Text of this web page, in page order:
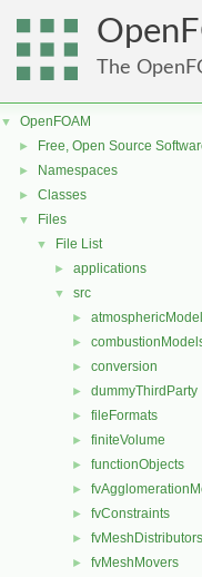
The
▼ OpenFOAM
► Free, Open Source
► Namespaces
► Classes
▼ Files
▼ File List
► applications
▼ src
►
►
► conversion
► dummyThirdParty
► fileFormats
► finiteVolume
► functionObjects
►
► fvConstraints
► fvMeshDistributors
► fvMeshMovers